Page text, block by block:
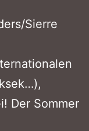
Sierre
Der Sommer